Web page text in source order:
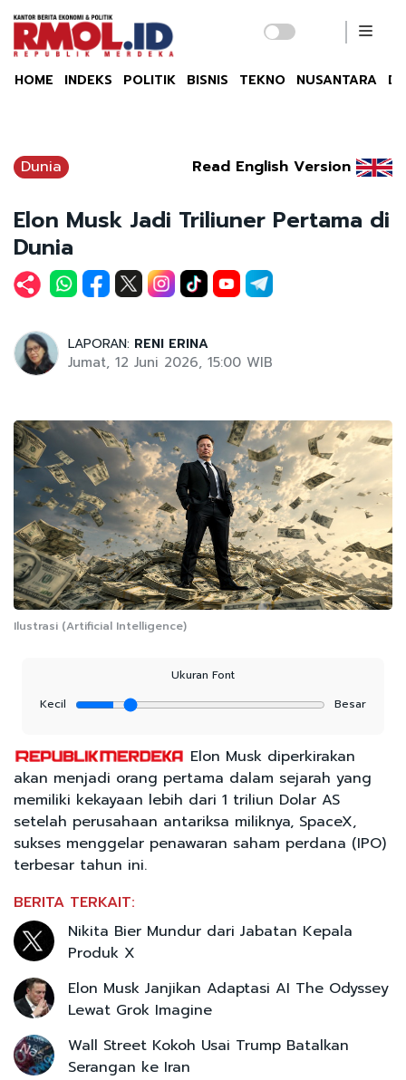
HOME INDEKS POLITIK BISNIS TEKNO NUSANTARA
Dunia Read English Version
Elon Musk Jadi Triliuner Pertama di
Dunia
LAPORAN: RENI ERINA
Jumat, 12 Juni 2026, 15:00 WIB
Ilustrasi (Artificial Intelligence)
Ukuran Font
Kecil
Besar
Elon Musk diperkirakan
akan menjadi orang pertama dalam sejarah yang
memiliki kekayaan lebih dari 1 triliun Dolar AS
setelah perusahaan antariksa miliknya, SpaceX,
sukses menggelar penawaran saham perdana (IPO)
terbesar tahun ini.
BERITA TERKAIT:
Nikita Bier Mundur dari Jabatan Kepala
Produk X
Elon Musk Janjikan Adaptasi AI The Odyssey
Lewat Grok Imagine
Wall Street Kokoh Usai Trump Batalkan
Serangan ke Iran